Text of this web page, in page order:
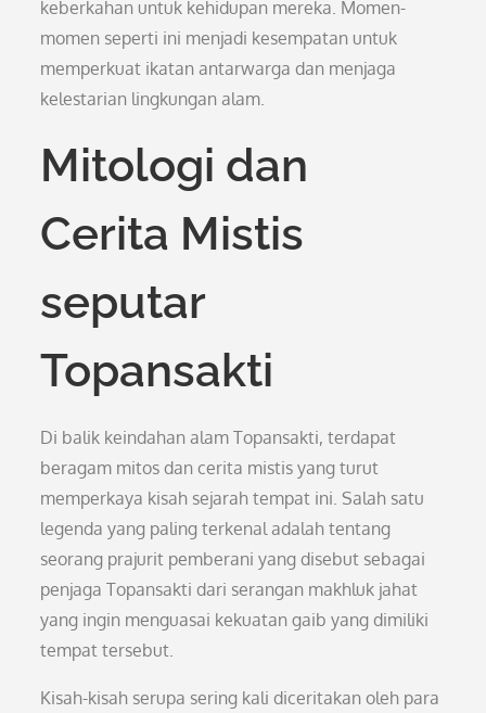
keberkahan untuk kehidupan mereka. Momen-
momen seperti ini menjadi kesempatan untuk
memperkuat ikatan antarwarga dan menjaga
kelestarian lingkungan alam.
Mitologi dan
Cerita Mistis
seputar
Topansakti
Di balik keindahan alam Topansakti, terdapat
beragam mitos dan cerita mistis yang turut
memperkaya kisah sejarah tempat ini. Salah satu
legenda yang paling terkenal adalah tentang
seorang prajurit pemberani yang disebut sebagai
penjaga Topansakti dari serangan makhluk jahat
yang ingin menguasai kekuatan gaib yang dimiliki
tempat tersebut.
Kisah-kisah serupa sering kali diceritakan oleh para